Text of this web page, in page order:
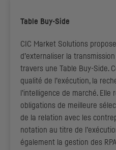
Table Buy-Side
CIC Market Solutions
d’externaliser la
travers une Table Buy-Side.
qualité de l’exécution, la
l’intelligence de marché.
obligations de meilleure
de la relation avec les
notation au titre de
également la gestion des RPA